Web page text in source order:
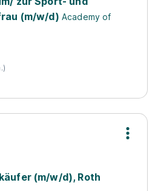
(m/w/d) Academy of
(m/w/d), Roth